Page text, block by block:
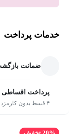
خدمات پرداخت
ضمانت
پرداخت اقساطی
۴ قسط بدون کارمزد، ماهانه 0 تومان